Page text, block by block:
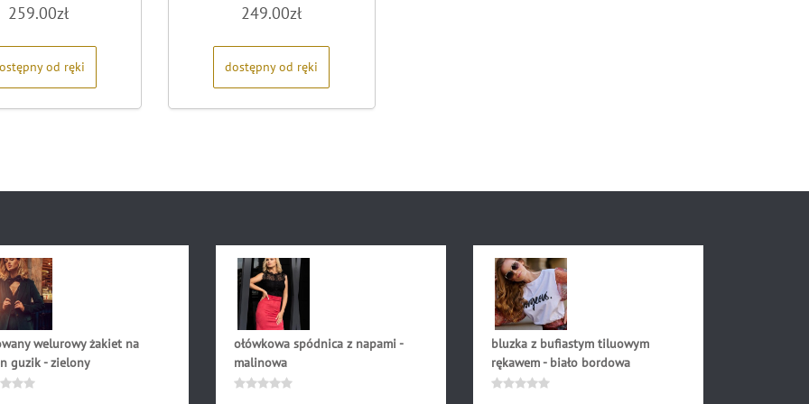
0
na
259.00zł
od ręki
0
na
249.00zł
dostępny od ręki
welurowy żakiet na
guzik - zielony
ołówkowa spódnica z napami -
malinowa
bluzka z bufiastym tiluowym
rękawem - biało bordowa